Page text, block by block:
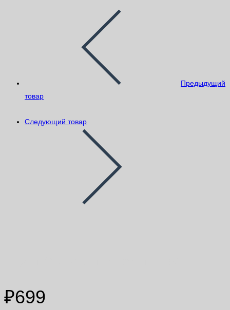
Предыдущий
товар
Следующий товар
₽699